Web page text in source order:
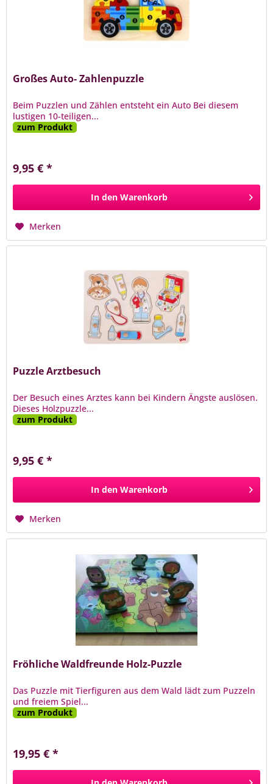
Großes Auto- Zahlenpuzzle
Beim Puzzlen und Zählen entsteht ein Auto Bei diesem
lustigen 10-teiligen...
zum Produkt
9,95 € *
In den Warenkorb
Merken
Puzzle Arztbesuch
Der Besuch eines Arztes kann bei Kindern Ängste auslösen.
Dieses Holzpuzzle...
zum Produkt
9,95 € *
In den Warenkorb
Merken
Fröhliche Waldfreunde Holz-Puzzle
Das Puzzle mit Tierfiguren aus dem Wald lädt zum Puzzeln
und freiem Spiel...
zum Produkt
19,95 € *